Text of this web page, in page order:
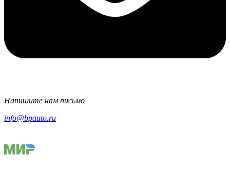
Напишите нам письмо
info@bpauto.ru